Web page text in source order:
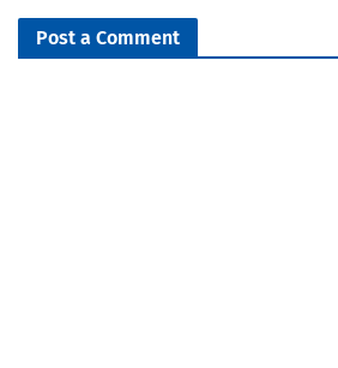
Post a Comment